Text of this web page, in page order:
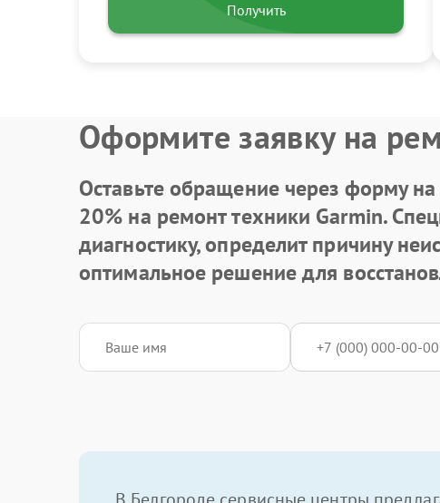
Получить
Оформите заявку на
Оставьте обращение через форму на
20% на ремонт техники Garmin.
диагностику, определит причину
оптимальное решение для